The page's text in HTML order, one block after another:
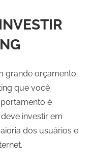
grande orçamento
que você
é
investir em
dos usuários e